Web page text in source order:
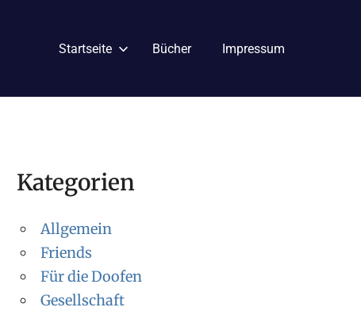
Startseite Bücher Impressum
Kategorien
Allgemein
Friends
Für die Doofen
Gesellschaft